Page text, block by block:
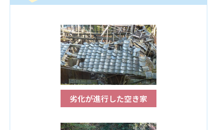
劣化が進行した空き家